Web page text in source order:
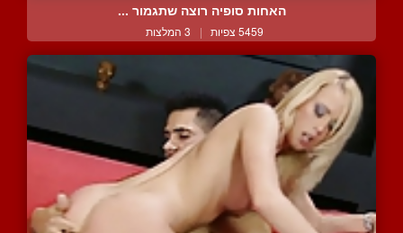
האחות סופיה רוצה שתגמור ...
5459 צפיות | 3 המלצות